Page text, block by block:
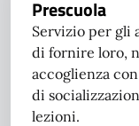
Prescuola
Servizio per gli
di fornire loro,
accoglienza
di
lezioni.